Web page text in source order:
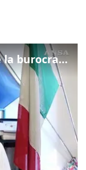
La fibra aiuta l'IA ad abbattere la burocrazia, progetto pilota in Veneto